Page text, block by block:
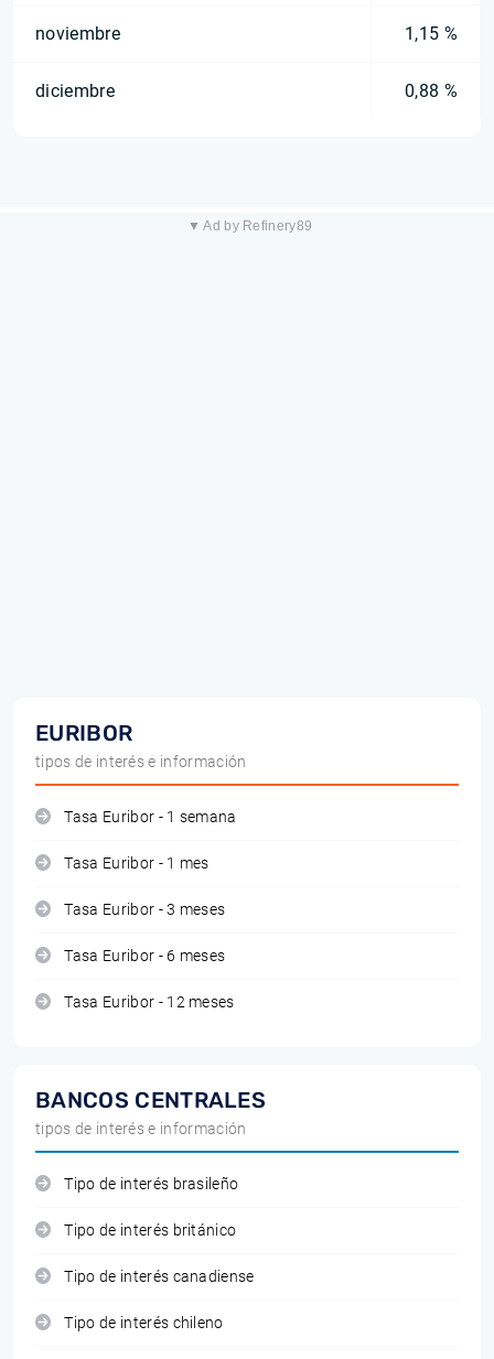
noviembre 1,15 %
diciembre 0,88 %
▼ Ad by Refinery89
EURIBOR
tipos de interés e información
Tasa Euribor - 1 semana
Tasa Euribor - 1 mes
Tasa Euribor - 3 meses
Tasa Euribor - 6 meses
Tasa Euribor - 12 meses
BANCOS CENTRALES
tipos de interés e información
Tipo de interés brasileño
Tipo de interés británico
Tipo de interés canadiense
Tipo de interés chileno